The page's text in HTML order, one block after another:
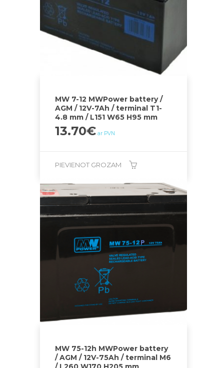
MW 7-12 MWPower battery /
AGM / 12V-7Ah / terminal T1-
4.8 mm / L151 W65 H95 mm
13.70€ ar PVN
PIEVIENOT GROZAM
MW 75-12h MWPower battery
/ AGM / 12V-75Ah / terminal M6